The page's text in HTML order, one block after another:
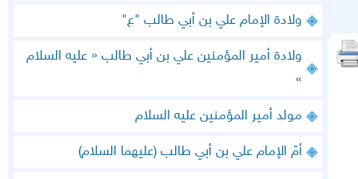
ولادة الإمام علي بن أبي طالب "ع"
ولادة أمير المؤمنين علي بن أبي طالب « عليه السلام
»
مولد أمير المؤمنين عليه السلام
أمّ الإمام علي بن أبي طالب (عليهما السلام)